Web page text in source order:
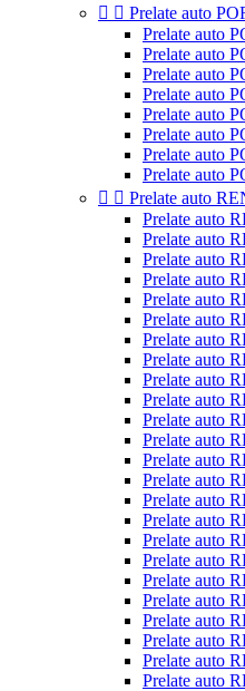
  Prelate auto
Prelate auto
Prelate auto
Prelate auto
Prelate auto
Prelate auto
Prelate auto
Prelate auto
Prelate auto
  Prelate auto
Prelate auto
Prelate auto
Prelate auto
Prelate auto
Prelate auto
Prelate auto
Prelate auto
Prelate auto
Prelate auto
Prelate auto
Prelate auto
Prelate auto
Prelate auto
Prelate auto
Prelate auto
Prelate auto
Prelate auto
Prelate auto
Prelate auto
Prelate auto
Prelate auto
Prelate auto
Prelate auto
Prelate auto